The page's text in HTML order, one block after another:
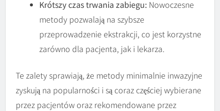
Krótszy czas trwania zabiegu: Nowoczesne
metody pozwalają na szybsze
przeprowadzenie ekstrakcji, co jest korzystne
zarówno dla pacjenta, jak i lekarza.
Te zalety sprawiają, że metody minimalnie inwazyjne
zyskują na popularności i są coraz częściej wybierane
przez pacjentów oraz rekomendowane przez